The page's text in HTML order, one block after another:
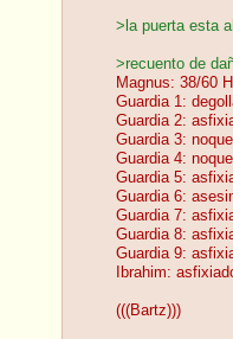
>la puerta esta
>recuento de
Magnus: 38/60
Guardia 1:
Guardia 2:
Guardia 3:
Guardia 4:
Guardia 5:
Guardia 6:
Guardia 7:
Guardia 8:
Guardia 9:
Ibrahim:
(((Bartz)))